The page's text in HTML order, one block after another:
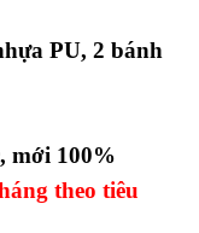
PU, 2 bánh
mới 100%
theo tiêu